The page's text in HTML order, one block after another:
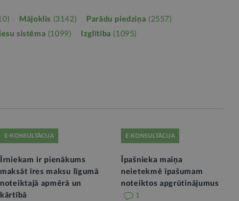
Mājoklis (3142) Parādu piedziņa (2557)
sistēma (1099) Izglītība (1095)
E-KONSULTĀCIJA
Īrniekam ir pienākums
maksāt īres maksu līgumā
noteiktajā apmērā un
kārtībā
E-KONSULTĀCIJA
Īpašnieka maiņa
neietekmē īpašumam
noteiktos apgrūtinājumus
1